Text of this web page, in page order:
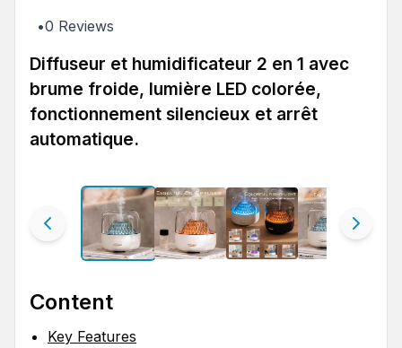
•0 Reviews
Diffuseur et humidificateur 2 en 1 avec
brume froide, lumière LED colorée,
fonctionnement silencieux et arrêt
automatique.
Content
Key Features